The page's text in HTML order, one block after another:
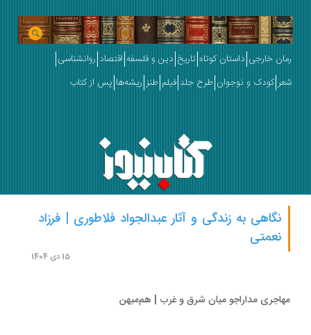
خارجی داستان کوتاه تاریخ دین و فلسفه اقتصاد روانشناسی
کودک و نوجوان طرح جلد فیلم طنز ریشه‌ها پس از کتاب
نگاهی به زندگی و آثار عبدالجواد فلاطوری | فرزاد
نعمتی
مداراجو میان شرق و غرب | هم‌میهن